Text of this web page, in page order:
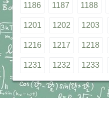
1186 1187 1188
1201 1202 1203
1216 1217 1218
1231 1232 1233